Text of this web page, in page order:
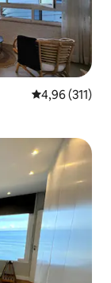
Gemiddelde
4,96 (311)